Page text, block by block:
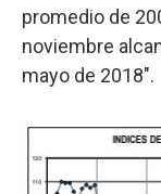
promedio de
noviembre
mayo de 2018".